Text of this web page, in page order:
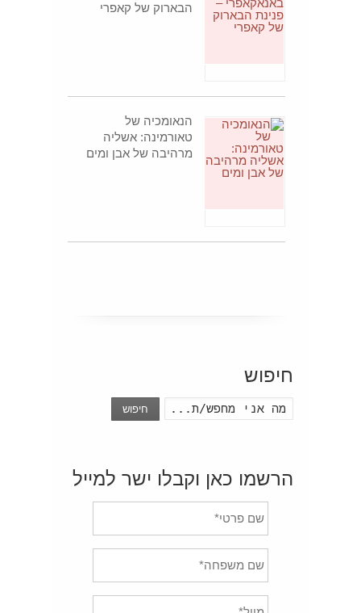
הבארוק של קאפרי
הנאומכיה של
טאורמינה: אשליה
מרהיבה של אבן ומים
חיפוש
חיפוש
הרשמו כאן וקבלו ישר למייל